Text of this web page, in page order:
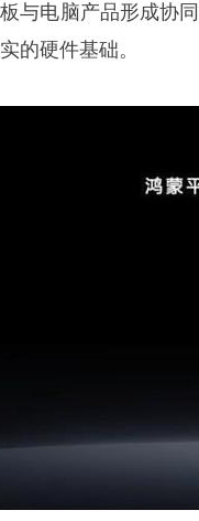
与电脑产品形成协
的硬件基础。